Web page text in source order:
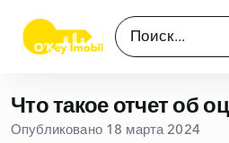
Что такое отчет об
Опубликовано 18 марта 2024